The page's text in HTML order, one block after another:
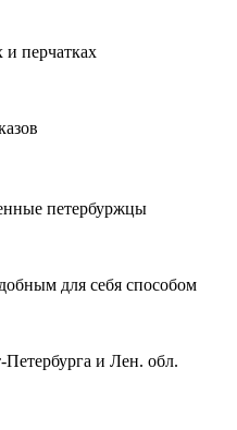
и перчатках
петербуржцы
для себя способом
Петербурга и Лен. обл.